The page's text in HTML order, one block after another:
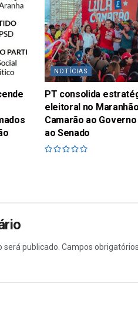
NOTÍCIAS
PT consolida
eleitoral no
Camarão ao
ao Senado
será publicado. Campos